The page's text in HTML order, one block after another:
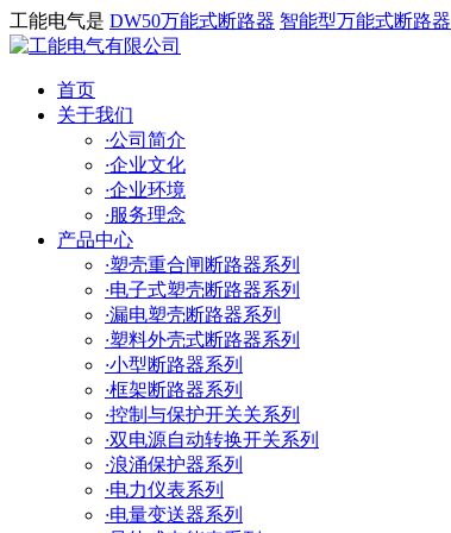
工能电气是 DW50万能式断路器 智能型万能式断路器
首页
关于我们
·公司简介
·企业文化
·企业环境
·服务理念
产品中心
·塑壳重合闸断路器系列
·电子式塑壳断路器系列
·漏电塑壳断路器系列
·塑料外壳式断路器系列
·小型断路器系列
·框架断路器系列
·控制与保护开关关系列
·双电源自动转换开关系列
·浪涌保护器系列
·电力仪表系列
·电量变送器系列